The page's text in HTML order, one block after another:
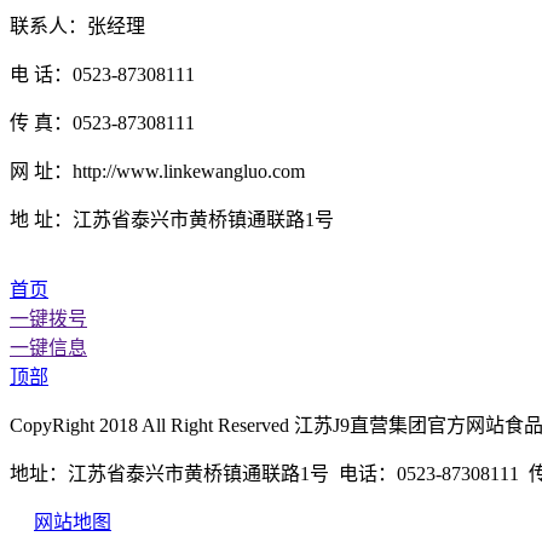
联系人：张经理
电 话：0523-87308111
传 真：0523-87308111
网 址：http://www.linkewangluo.com
地 址：江苏省泰兴市黄桥镇通联路1号
首页
一键拨号
一键信息
顶部
CopyRight 2018 All Right Reserved 江苏J9直营集团官方网
地址：江苏省泰兴市黄桥镇通联路1号 电话：0523-87308111
网站地图